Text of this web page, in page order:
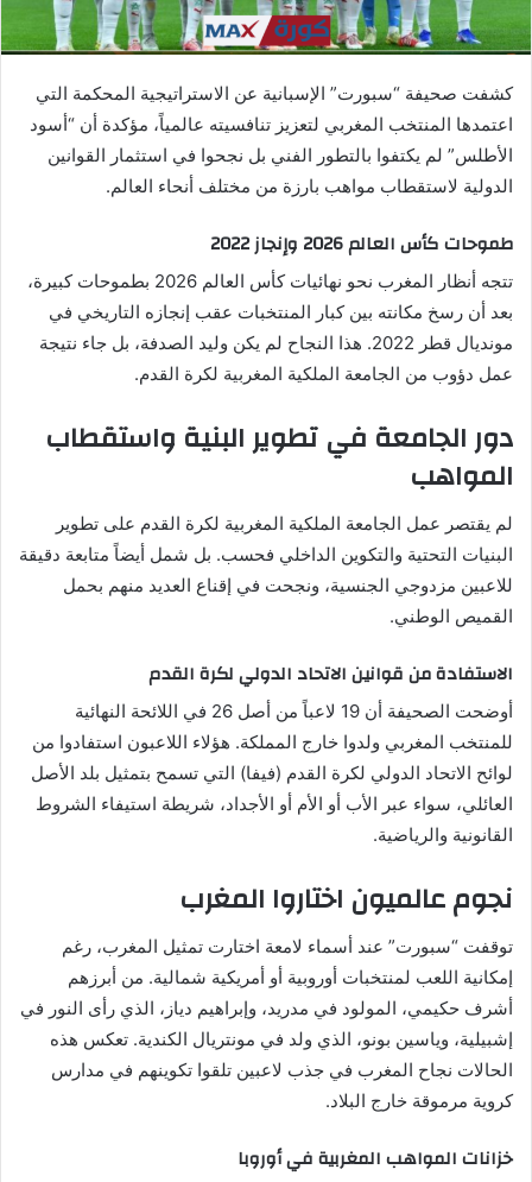
ك
ت
و
ن
ي
كشفت صحيفة “سبورت” الإسبانية عن الاستراتيجية المحكمة التي
اعتمدها المنتخب المغربي لتعزيز تنافسيته عالمياً، مؤكدة أن “أسود
الأطلس” لم يكتفوا بالتطور الفني بل نجحوا في استثمار القوانين
الدولية لاستقطاب مواهب بارزة من مختلف أنحاء العالم.
طموحات كأس العالم 2026 وإنجاز 2022
تتجه أنظار المغرب نحو نهائيات كأس العالم 2026 بطموحات كبيرة،
بعد أن رسخ مكانته بين كبار المنتخبات عقب إنجازه التاريخي في
مونديال قطر 2022. هذا النجاح لم يكن وليد الصدفة، بل جاء نتيجة
عمل دؤوب من الجامعة الملكية المغربية لكرة القدم.
دور الجامعة في تطوير البنية واستقطاب
المواهب
لم يقتصر عمل الجامعة الملكية المغربية لكرة القدم على تطوير
البنيات التحتية والتكوين الداخلي فحسب. بل شمل أيضاً متابعة دقيقة
للاعبين مزدوجي الجنسية، ونجحت في إقناع العديد منهم بحمل
القميص الوطني.
الاستفادة من قوانين الاتحاد الدولي لكرة القدم
أوضحت الصحيفة أن 19 لاعباً من أصل 26 في اللائحة النهائية
للمنتخب المغربي ولدوا خارج المملكة. هؤلاء اللاعبون استفادوا من
لوائح الاتحاد الدولي لكرة القدم (فيفا) التي تسمح بتمثيل بلد الأصل
العائلي، سواء عبر الأب أو الأم أو الأجداد، شريطة استيفاء الشروط
القانونية والرياضية.
نجوم عالميون اختاروا المغرب
توقفت “سبورت” عند أسماء لامعة اختارت تمثيل المغرب، رغم
إمكانية اللعب لمنتخبات أوروبية أو أمريكية شمالية. من أبرزهم
أشرف حكيمي، المولود في مدريد، وإبراهيم دياز، الذي رأى النور في
إشبيلية، وياسين بونو، الذي ولد في مونتريال الكندية. تعكس هذه
الحالات نجاح المغرب في جذب لاعبين تلقوا تكوينهم في مدارس
كروية مرموقة خارج البلاد.
خزانات المواهب المغربية في أوروبا